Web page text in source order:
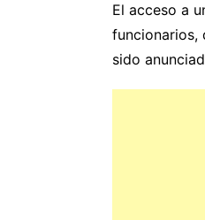
El acceso a
funcionarios,
sido